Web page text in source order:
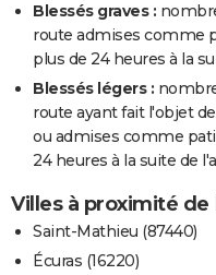
Blessés graves :
route admises comme
plus de 24 heures à la
Blessés légers :
route ayant fait l'objet
ou admises comme
24 heures à la suite de
Villes à proximité de
Saint-Mathieu (87440)
Écuras (16220)